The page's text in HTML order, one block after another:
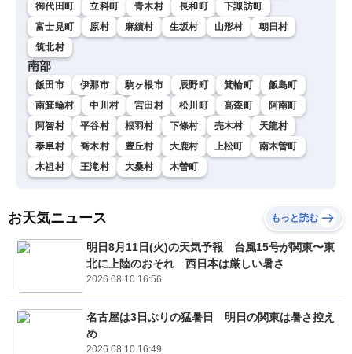
御代田町
立科町 青木村 長和町
下諏訪町
富士見町
原村 麻績村 生坂村 山形村
朝日村
筑北村
南部
飯田市 伊那市 駒ヶ根市 辰野町 箕輪町
飯島町
南箕輪村
中川村 宮田村 松川町 高森町
阿南町
阿智村
平谷村 根羽村 下條村 売木村
天龍村
泰阜村
喬木村 豊丘村 大鹿村 上松町
南木曽町
木祖村
王滝村 大桑村 木曽町
お天気ニュース もっと読む
明日8月11日(火)の天気予報 台風15号が関東〜東
北に上陸のおそれ 西日本は厳しい暑さ
2026.08.10 16:56
名古屋は3日ぶりの猛暑日 明日の関東は暑さ控え
め
2026.08.10 16:49